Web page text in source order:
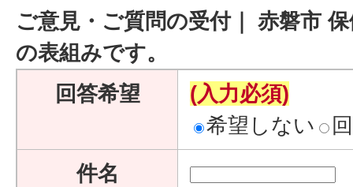
ご意見・ご質問の受付｜ 赤磐市
の表組みです。
回答希望
(入力必須)
希望しない
件名